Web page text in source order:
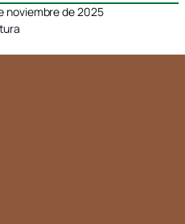
noviembre de 2025